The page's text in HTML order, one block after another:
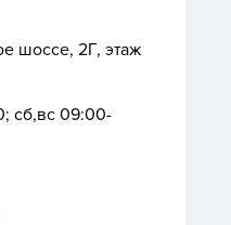
шоссе, 2Г, этаж
сб,вс 09:00-